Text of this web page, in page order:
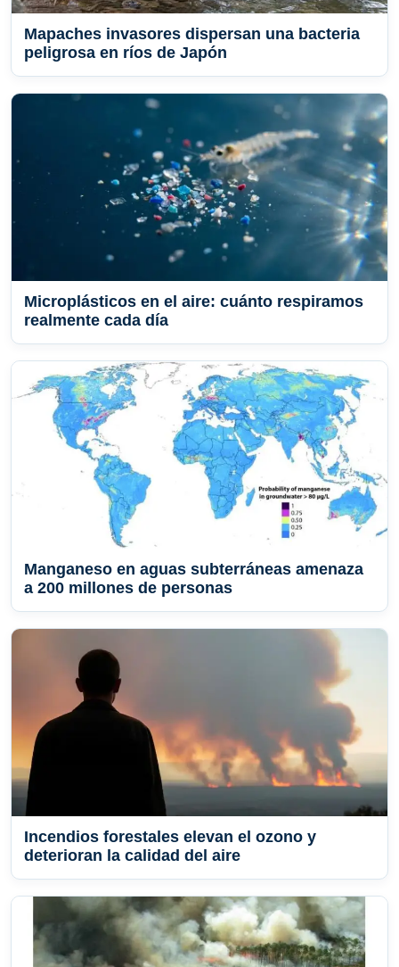
Mapaches invasores dispersan una bacteria
peligrosa en ríos de Japón
Microplásticos en el aire: cuánto respiramos
realmente cada día
Manganeso en aguas subterráneas amenaza
a 200 millones de personas
Incendios forestales elevan el ozono y
deterioran la calidad del aire